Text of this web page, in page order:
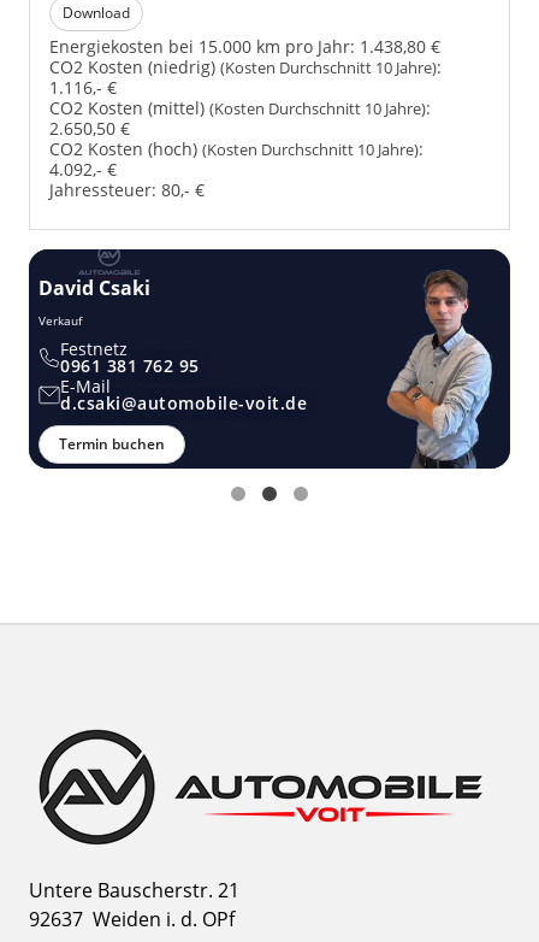
Download
Energiekosten bei 15.000 km pro Jahr: 1.438,80 €
CO2 Kosten (niedrig) (Kosten Durchschnitt 10 Jahre):
1.116,- €
CO2 Kosten (mittel) (Kosten Durchschnitt 10 Jahre):
2.650,50 €
CO2 Kosten (hoch) (Kosten Durchschnitt 10 Jahre):
4.092,- €
Jahressteuer: 80,- €
David Csaki
Verkauf
Festnetz
0961 381 762 95
E-Mail
d.csaki@automobile-voit.de
Termin buchen
Untere Bauscherstr. 21
92637 Weiden i. d. OPf